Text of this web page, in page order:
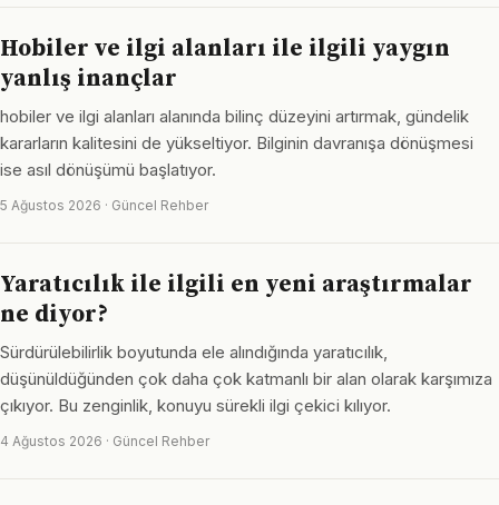
Hobiler ve ilgi alanları ile ilgili yaygın
yanlış inançlar
hobiler ve ilgi alanları alanında bilinç düzeyini artırmak, gündelik
kararların kalitesini de yükseltiyor. Bilginin davranışa dönüşmesi
ise asıl dönüşümü başlatıyor.
5 Ağustos 2026 · Güncel Rehber
Yaratıcılık ile ilgili en yeni araştırmalar
ne diyor?
Sürdürülebilirlik boyutunda ele alındığında yaratıcılık,
düşünüldüğünden çok daha çok katmanlı bir alan olarak karşımıza
çıkıyor. Bu zenginlik, konuyu sürekli ilgi çekici kılıyor.
4 Ağustos 2026 · Güncel Rehber